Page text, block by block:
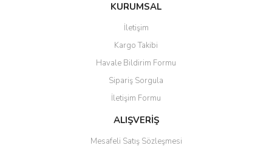
KURUMSAL
İletişim
Kargo Takibi
Havale Bildirim Formu
Sipariş Sorgula
İletişim Formu
ALIŞVERİŞ
Mesafeli Satış Sözleşmesi